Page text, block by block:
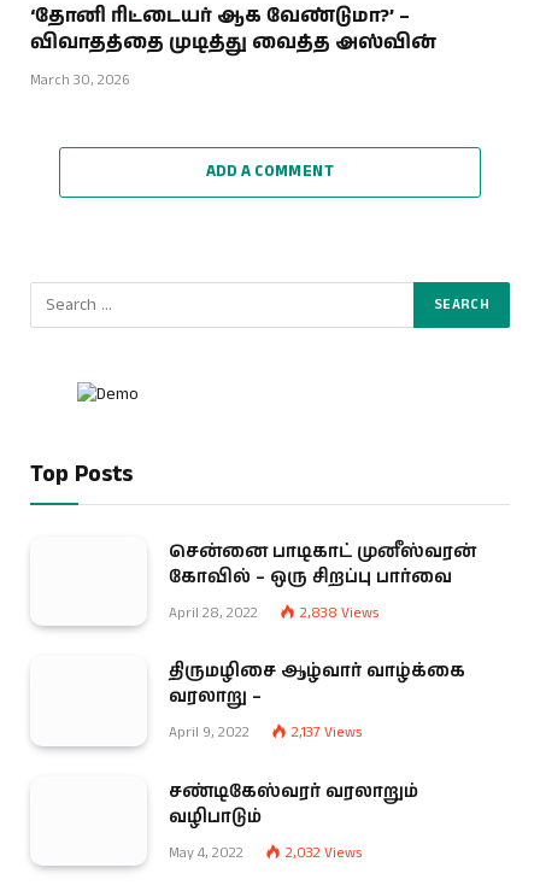
‘தோனி ரிட்டையர் ஆக வேண்டுமா?’ –
விவாதத்தை முடித்து வைத்த அஸ்வின்
March 30, 2026
ADD A COMMENT
Top Posts
சென்னை பாடிகாட் முனீஸ்வரன்
கோவில் – ஒரு சிறப்பு பார்வை
April 28, 2022 2,838 Views
திருமழிசை ஆழ்வார் வாழ்க்கை
வரலாறு –
April 9, 2022 2,137 Views
சண்டிகேஸ்வரர் வரலாறும்
வழிபாடும்
May 4, 2022 2,032 Views